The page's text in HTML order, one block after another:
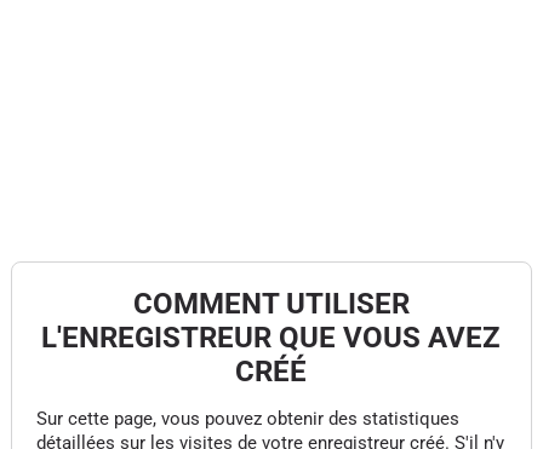
COMMENT UTILISER
L'ENREGISTREUR QUE VOUS AVEZ
CRÉÉ
Sur cette page, vous pouvez obtenir des statistiques
détaillées sur les visites de votre enregistreur créé. S'il n'y